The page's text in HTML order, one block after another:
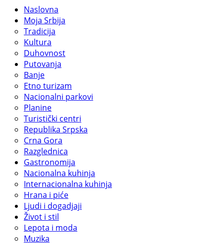
Naslovna
Moja Srbija
Tradicija
Kultura
Duhovnost
Putovanja
Banje
Etno turizam
Nacionalni parkovi
Planine
Turistički centri
Republika Srpska
Crna Gora
Razglednica
Gastronomija
Nacionalna kuhinja
Internacionalna kuhinja
Hrana i piće
Ljudi i dogadjaji
Život i stil
Lepota i moda
Muzika